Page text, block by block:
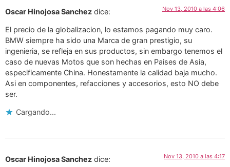
Oscar Hinojosa Sanchez dice: Nov 13, 2010 a las 4:06
El precio de la globalizacion, lo estamos pagando muy caro.
BMW siempre ha sido una Marca de gran prestigio, su
ingenieria, se refleja en sus productos, sin embargo tenemos el
caso de nuevas Motos que son hechas en Paises de Asia,
especificamente China. Honestamente la calidad baja mucho.
Asi en componentes, refacciones y accesorios, esto NO debe
ser.
Cargando...
Oscar Hinojosa Sanchez dice: Nov 13, 2010 a las 4:17